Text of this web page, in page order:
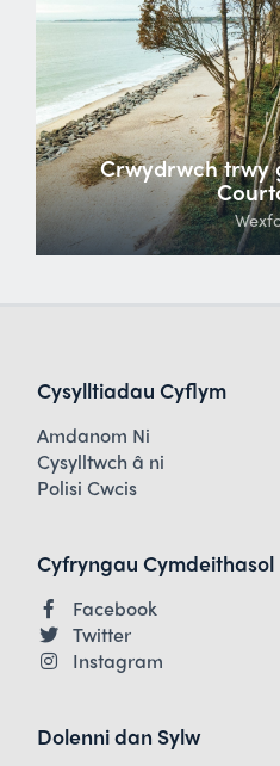
Crwydrwch trwy
Cysylltiadau Cyflym
Amdanom Ni
Cysylltwch â ni
Polisi Cwcis
Cyfryngau Cymdeithasol
Facebook
Twitter
Instagram
Dolenni dan Sylw